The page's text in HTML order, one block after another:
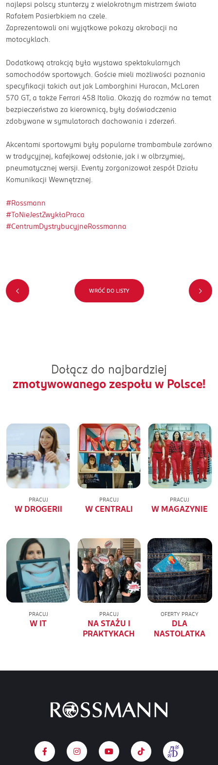
najlepsi polscy stunterzy z wielokrotnym mistrzem świata
Rafałem Pasierbkiem na czele.
Zaprezentowali oni wyjątkowe pokazy akrobacji na
motocyklach.
Dodatkową atrakcją była wystawa spektakularnych
samochodów sportowych. Goście mieli możliwości poznania
specyfikacji takich aut jak Lamborghini Huracan, McLaren
570 GT, a także Ferrari 458 Italia. Okazją do rozmów na temat
bezpieczeństwa za kierownicą, były doświadczenia
zdobywane w symulatorach dachowania i zderzeń.
Akcentami sportowymi były popularne trambambule zarówno
w tradycyjnej, kafejkowej odsłonie, jak i w olbrzymiej,
pneumatycznej wersji. Eventy zorganizował zespół Działu
Komunikacji Wewnętrznej.
#Rossmann
#ToNieJestZwykłaPraca
#CentrumDystrybucyjneRossmanna
WRÓĆ DO LISTY
Dołącz do najbardziej
zmotywowanego zespołu w Polsce!
PRACUJ
W DROGERII
PRACUJ
W CENTRALI
PRACUJ
W MAGAZYNIE
PRACUJ
W IT
PRACUJ
NA STAŻU I
PRAKTYKACH
OFERTY PRACY
DLA
NASTOLATKA